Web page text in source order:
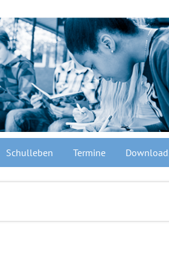
Schulleben Termine